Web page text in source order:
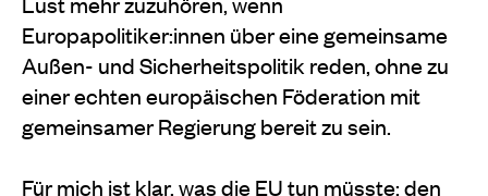
Europapolitiker:innen über eine gemeinsame
Außen- und Sicherheitspolitik reden, ohne zu
einer echten europäischen Föderation mit
gemeinsamer Regierung bereit zu sein.
Für mich ist klar, was die EU tun müsste: den